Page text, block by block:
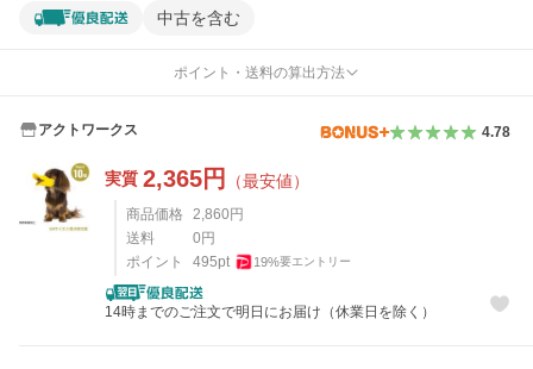
中古を含む
ポイント・送料の算出方法
アクトワークス 4.78
実質 2,365円 （最安値）
商品価格 2,860 円
送料
0 円
ポイント
495pt 19%要エントリー
14時までのご注文で明日にお届け（休業日を除く）